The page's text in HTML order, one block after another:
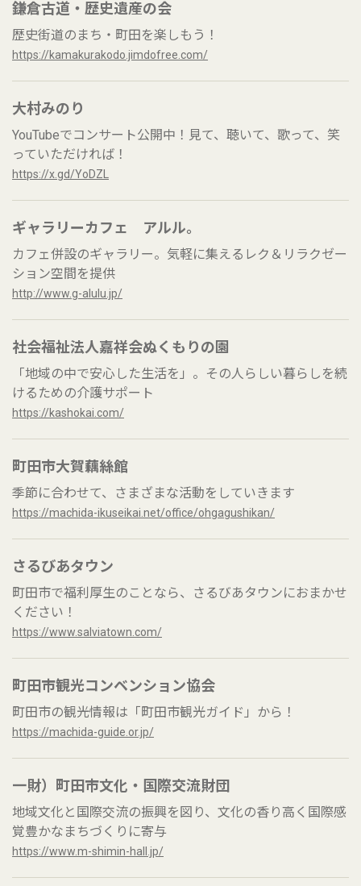
鎌倉古道・歴史遺産の会
歴史街道のまち・町田を楽しもう！
https://kamakurakodo.jimdofree.com/
大村みのり
YouTubeでコンサート公開中！見て、聴いて、歌って、笑
っていただければ！
https://x.gd/YoDZL
ギャラリーカフェ アルル。
カフェ併設のギャラリー。気軽に集えるレク＆リラクゼー
ション空間を提供
http://www.g-alulu.jp/
社会福祉法人嘉祥会ぬくもりの園
「地域の中で安心した生活を」。その人らしい暮らしを続
けるための介護サポート
https://kashokai.com/
町田市大賀藕絲館
季節に合わせて、さまざまな活動をしていきます
https://machida-ikuseikai.net/office/ohgagushikan/
さるびあタウン
町田市で福利厚生のことなら、さるびあタウンにおまかせ
ください！
https://www.salviatown.com/
町田市観光コンベンション協会
町田市の観光情報は「町田市観光ガイド」から！
https://machida-guide.or.jp/
一財）町田市文化・国際交流財団
地域文化と国際交流の振興を図り、文化の香り高く国際感
覚豊かなまちづくりに寄与
https://www.m-shimin-hall.jp/